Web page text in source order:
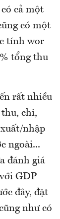
cả một
có một
tính wor
tổng thu
rất nhiều
chi,
nhập
ngoài...
đánh giá
GDP
đây, đặt
như có